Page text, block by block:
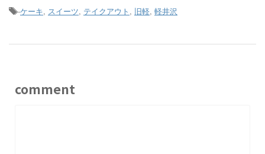
-ケーキ, スイーツ, テイクアウト , 旧軽, 軽井沢
comment